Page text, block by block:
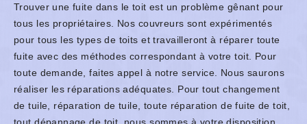
Trouver une fuite dans le toit est un problème gênant pour
tous les propriétaires. Nos couvreurs sont expérimentés
pour tous les types de toits et travailleront à réparer toute
fuite avec des méthodes correspondant à votre toit. Pour
toute demande, faites appel à notre service. Nous saurons
réaliser les réparations adéquates. Pour tout changement
de tuile, réparation de tuile, toute réparation de fuite de toit,